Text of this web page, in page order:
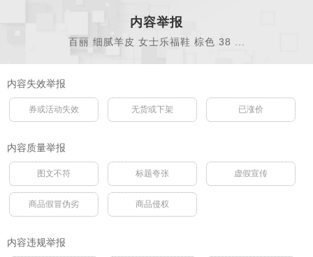
内容举报
百丽 细腻羊皮 女士乐福鞋 棕色 38 ...
内容失效举报
券或活动失效 无货或下架 已涨价
内容质量举报
图文不符 标题夸张 虚假宣传
商品假冒伪劣 商品侵权
内容违规举报